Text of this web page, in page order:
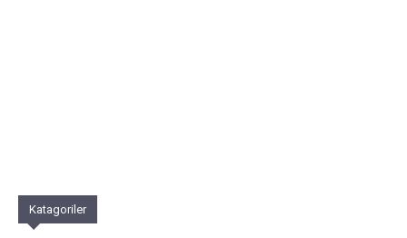
Katagoriler